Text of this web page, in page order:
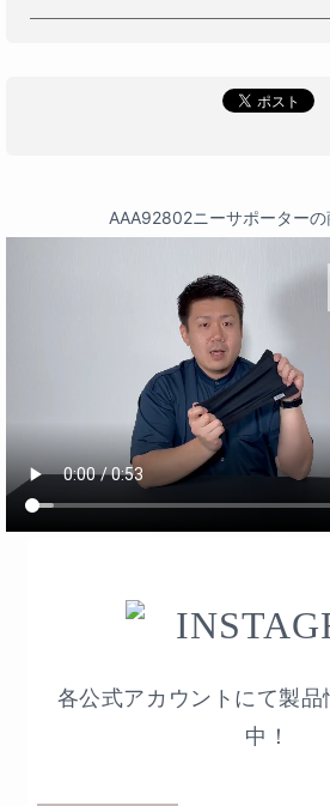
AAA92802ニーサポーター
各公式アカウントにて製
中！